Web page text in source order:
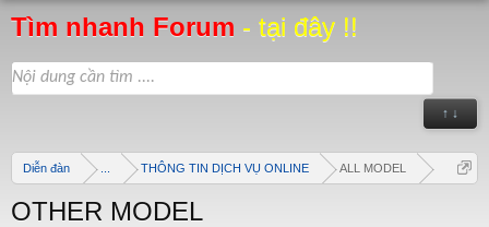
Tìm nhanh Forum - tại đây !!
↑ ↓
Diễn đàn THÔNG TIN DỊCH VỤ ONLINE ALL MODEL
OTHER MODEL